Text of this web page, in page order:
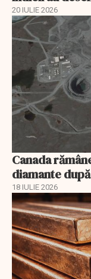
20 IULIE 2026
Canada
diamante
18 IULIE 2026